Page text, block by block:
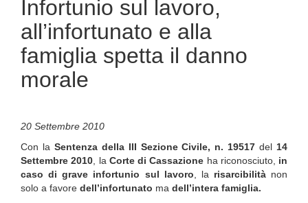
Infortunio sul lavoro,
all’infortunato e alla
famiglia spetta il danno
morale
20 Settembre 2010
Con la Sentenza della III Sezione Civile, n. 19517 del 14
Settembre 2010 , la Corte di Cassazione ha riconosciuto, in
caso di grave infortunio sul lavoro , la risarcibilitànon
solo a favore dell’infortunato ma dell’intera famiglia.